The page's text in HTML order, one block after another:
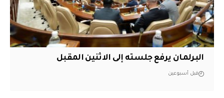
البرلمان يرفع جلسته إلى الاثنين المقبل
قبل أسبوعين